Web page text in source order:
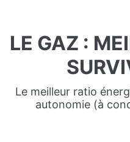
LE GAZ :
Le meilleur ratio
autonomie (à